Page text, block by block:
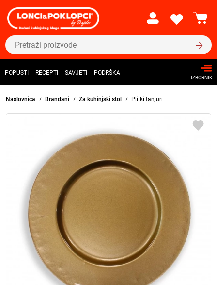
POPUSTI RECEPTI SAVJETI PODRŠKA
IZBORNIK
Naslovnica Brandani Za kuhinjski stol Plitki tanjuri